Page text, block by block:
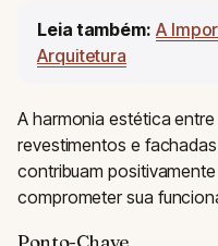
Leia também: A
Arquitetura
A harmonia estética
revestimentos e
contribuam
comprometer sua
Ponto-Chave